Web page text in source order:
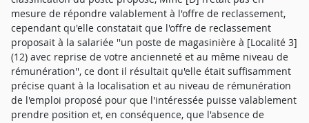
mesure de répondre valablement à l'offre de reclassement,
cependant qu'elle constatait que l'offre de reclassement
proposait à la salariée ''un poste de magasinière à [Localité 3]
(12) avec reprise de votre ancienneté et au même niveau de
rémunération'', ce dont il résultait qu'elle était suffisamment
précise quant à la localisation et au niveau de rémunération
de l'emploi proposé pour que l'intéressée puisse valablement
prendre position et, en conséquence, que l'absence de